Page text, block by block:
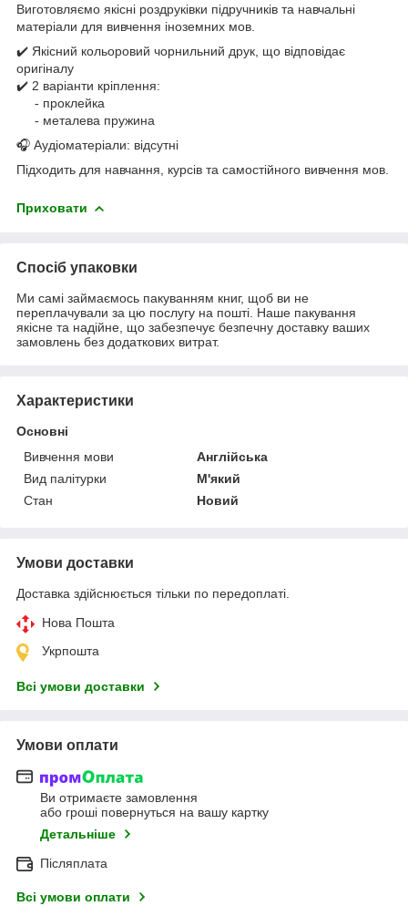
Виготовляємо якісні роздруківки підручників та навчальні
матеріали для вивчення іноземних мов.
✔️ Якісний кольоровий чорнильний друк, що відповідає
оригіналу
✔️ 2 варіанти кріплення:
- проклейка
- металева пружина
🎧 Аудіоматеріали: відсутні
Підходить для навчання, курсів та самостійного вивчення мов.
Приховати
Спосіб упаковки
Ми самі займаємось пакуванням книг, щоб ви не
переплачували за цю послугу на пошті. Наше пакування
якісне та надійне, що забезпечує безпечну доставку ваших
замовлень без додаткових витрат.
Характеристики
Основні
Вивчення мови
Англійська
Вид палітурки
М'який
Стан
Новий
Умови доставки
Доставка здійснюється тільки по передоплаті.
Нова Пошта
Укрпошта
Всі умови доставки
Умови оплати
Ви отримаєте замовлення
або гроші повернуться на вашу картку
Детальніше
Післяплата
Всі умови оплати